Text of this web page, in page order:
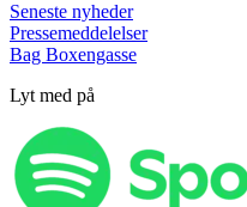
Seneste nyheder
Pressemeddelelser
Bag Boxengasse
Lyt med på